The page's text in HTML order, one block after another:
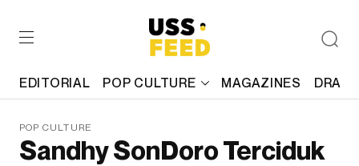
EDITORIAL POP CULTURE MAGAZINES
POP CULTURE
Sandhy SonDoro Terciduk